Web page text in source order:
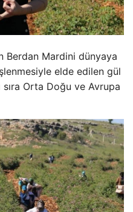
Berdan Mardini dünyaya
elde edilen gül
sıra Orta Doğu ve Avrupa